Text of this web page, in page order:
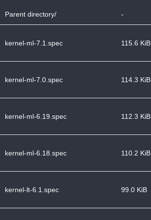
Parent directory/ -
kernel-ml-7.1.spec 115.6 KiB
kernel-ml-7.0.spec 114.3 KiB
kernel-ml-6.19.spec 112.3 KiB
kernel-ml-6.18.spec 110.2 KiB
kernel-lt-6.1.spec 99.0 KiB